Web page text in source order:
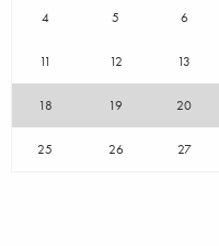
4 5 6
11 12 13
18 19 20
25 26 27